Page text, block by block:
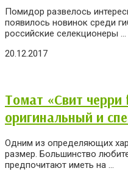
Помидор развелось
появилось новинок среди
российские селекционеры ...
20.12.2017
Томат «Свит
оригинальный и
Одним из определяющих
размер. Большинство
предпочитают иметь на ...